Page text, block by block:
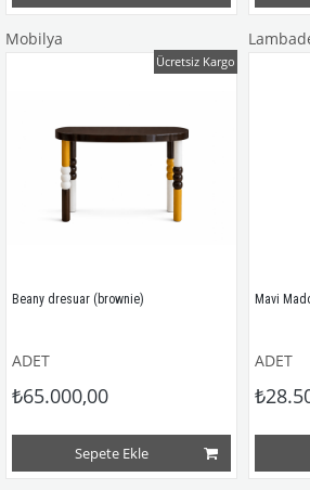
Mobilya
Beany dresuar (brownie)
ADET
₺65.000,00
Sepete Ekle
Ücretsiz Kargo
Mavi
ADET